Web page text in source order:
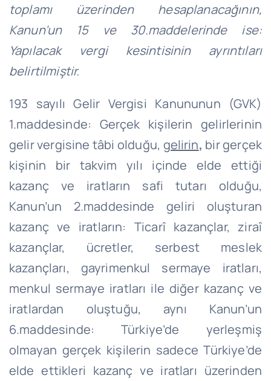
toplamı üzerinden hesaplanacağının,
Kanun’un 15 ve 30.maddelerinde ise:
Yapılacak vergi kesintisinin ayrıntıları
belirtilmiştir.
193 sayılı Gelir Vergisi Kanununun (GVK)
1.maddesinde: Gerçek kişilerin gelirlerinin
gelir vergisine tâbi olduğu, gelirin, bir gerçek
kişinin bir takvim yılı içinde elde ettiği
kazanç ve iratların safi tutarı olduğu,
Kanun’un 2.maddesinde geliri oluşturan
kazanç ve iratların: Ticarî kazançlar, ziraî
kazançlar, ücretler, serbest meslek
kazançları, gayrimenkul sermaye iratları,
menkul sermaye iratları ile diğer kazanç ve
iratlardan oluştuğu, aynı Kanun’un
6.maddesinde: Türkiye’de yerleşmiş
olmayan gerçek kişilerin sadece Türkiye’de
elde ettikleri kazanç ve iratları üzerinden